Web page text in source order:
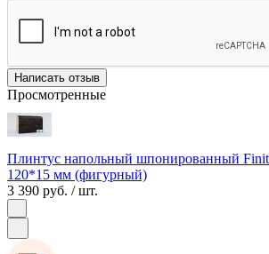
Написать отзыв
Просмотренные
Плинтус напольный шпонированный
120*15 мм (фигурный)
3 390 руб. / шт.